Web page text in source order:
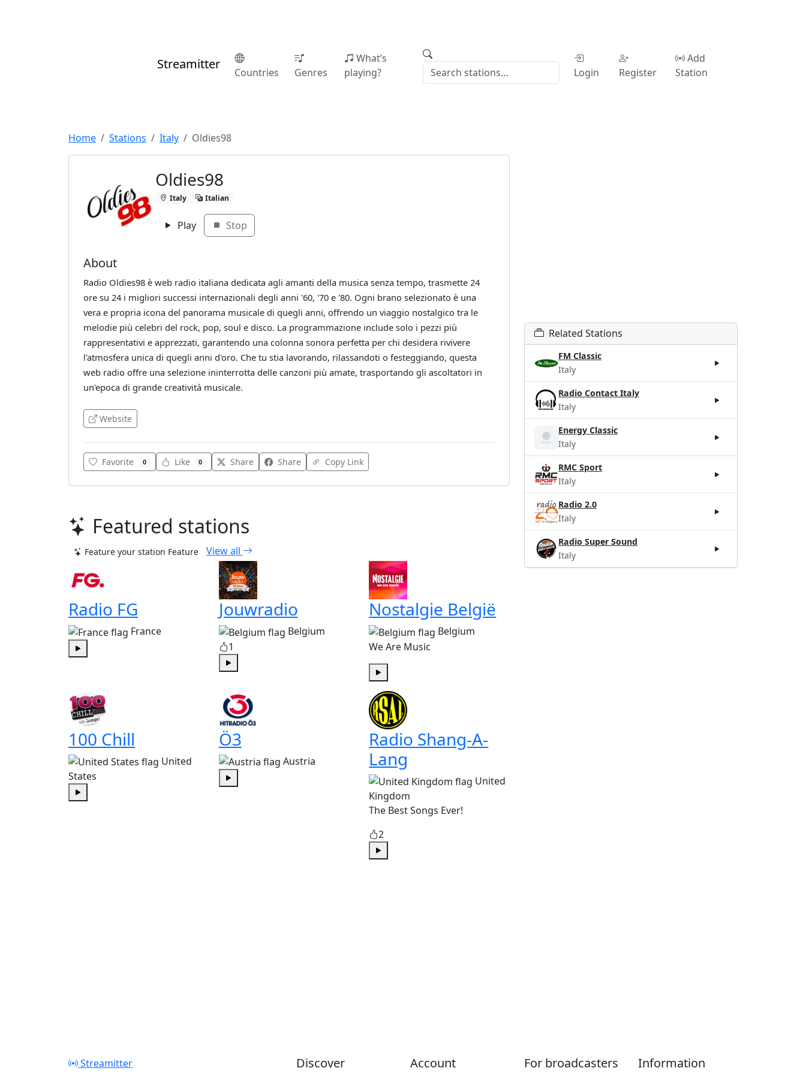
Streamitter
Countries Genres
What’s
playing?
Login Register
Add
Station
Home Stations Italy Oldies98
Oldies98
Italy Italian
Play Stop
About
Radio Oldies98 è web radio italiana dedicata agli amanti della musica senza tempo, trasmette 24
ore su 24 i migliori successi internazionali degli anni '60, '70 e '80. Ogni brano selezionato è una
vera e propria icona del panorama musicale di quegli anni, offrendo un viaggio nostalgico tra le
melodie più celebri del rock, pop, soul e disco. La programmazione include solo i pezzi più
rappresentativi e apprezzati, garantendo una colonna sonora perfetta per chi desidera rivivere
l'atmosfera unica di quegli anni d'oro. Che tu stia lavorando, rilassandoti o festeggiando, questa
web radio offre una selezione ininterrotta delle canzoni più amate, trasportando gli ascoltatori in
un'epoca di grande creatività musicale.
Website
Favorite 0 Like 0 Share Share Copy Link
Featured stations
Feature your station Feature View all
Radio FG
France
Jouwradio
Belgium
1
Nostalgie België
Belgium
We Are Music
100 Chill
United
States
Ö3
Austria
Radio Shang-A-
Lang
United
Kingdom
The Best Songs Ever!
2
Related Stations
FM Classic
Italy
Radio Contact Italy
Italy
Energy Classic
Italy
RMC Sport
Italy
Radio 2.0
Italy
Radio Super Sound
Italy
Streamitter Discover Account For broadcasters Information